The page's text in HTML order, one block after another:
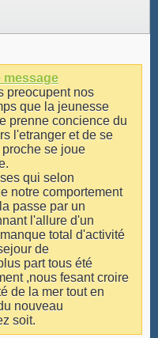
preocupent nos
que la jeunesse
prenne concience du
l'etranger et de se
se joue
qui selon
notre comportement
passe par un
l'allure d'un
total d'activité
de
part tous été
,nous fesant croire
de la mer tout en
nouveau
soit.